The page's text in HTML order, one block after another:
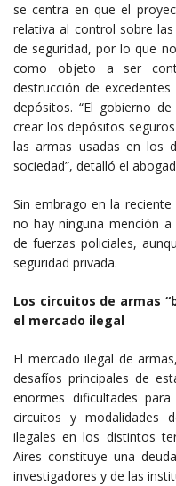
se centra en que el
relativa al control sobre
de seguridad, por lo que
como objeto a ser
destrucción de
depósitos. “El gobierno
crear los depósitos
las armas usadas en los
sociedad”, detalló el
Sin embrago en la reciente
no hay ninguna mención
de fuerzas policiales,
seguridad privada.
Los circuitos de armas
el mercado ilegal
El mercado ilegal de
desafíos principales de
enormes dificultades
circuitos y modalidades
ilegales en los distintos
Aires constituye una
investigadores y de las